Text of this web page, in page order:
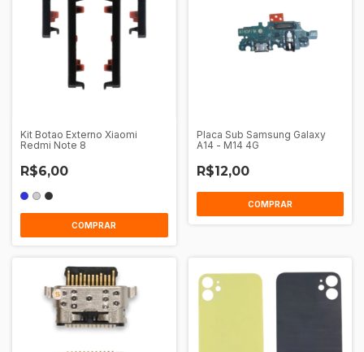
Kit Botao Externo Xiaomi
Redmi Note 8
R$6,00
COMPRAR
Placa Sub Samsung Galaxy
A14 - M14 4G
R$12,00